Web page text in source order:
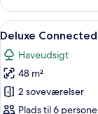
Large
Side
Sea
Indlæs
alle
billeder
af
Deluxe
Connected
3
Deluxe
Haveudsigt
48 m²
2 soveværelser
Plads til 6